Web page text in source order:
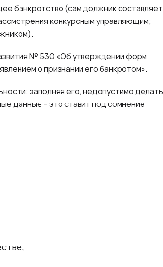
банкротство (сам должник составляет
конкурсным управляющим;
№ 530 «Об утверждении форм
о признании его банкротом».
заполняя его, недопустимо делать
данные – это ставит под сомнение